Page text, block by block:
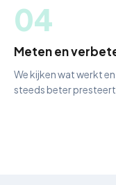
04
Meten en
We kijken wat werkt
steeds beter presteert.